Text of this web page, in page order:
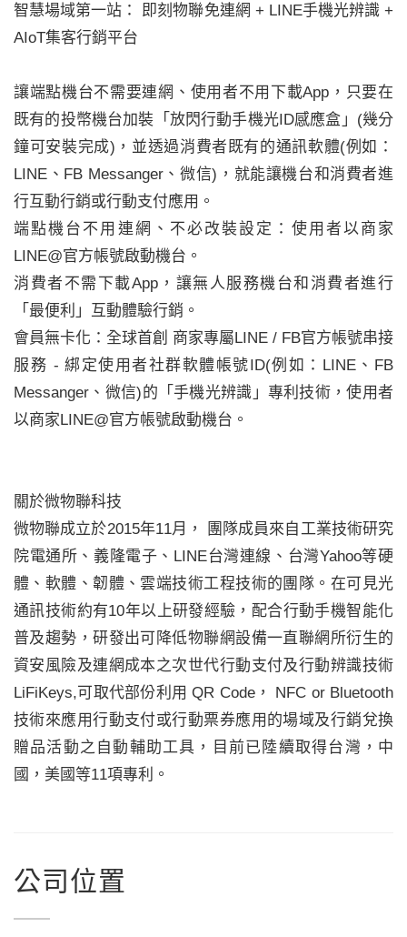
智慧場域第一站： 即刻物聯免連網 + LINE手機光辨識 +
AIoT集客行銷平台
讓端點機台不需要連網、使用者不用下載App，只要在
既有的投幣機台加裝「放閃行動手機光ID感應盒」(幾分
鐘可安裝完成)，並透過消費者既有的通訊軟體(例如：
LINE、FB Messanger、微信)，就能讓機台和消費者進
行互動行銷或行動支付應用。
端點機台不用連網、不必改裝設定：使用者以商家
LINE@官方帳號啟動機台。
消費者不需下載App，讓無人服務機台和消費者進行
「最便利」互動體驗行銷。
會員無卡化：全球首創 商家專屬LINE / FB官方帳號串接
服務 - 綁定使用者社群軟體帳號ID(例如：LINE、FB
Messanger、微信)的「手機光辨識」專利技術，使用者
以商家LINE@官方帳號啟動機台。
關於微物聯科技
微物聯成立於2015年11月， 團隊成員來自工業技術研究
院電通所、義隆電子、LINE台灣連線、台灣Yahoo等硬
體、軟體、韌體、雲端技術工程技術的團隊。在可見光
通訊技術約有10年以上研發經驗，配合行動手機智能化
普及趨勢，研發出可降低物聯網設備一直聯網所衍生的
資安風險及連網成本之次世代行動支付及行動辨識技術
LiFiKeys,可取代部份利用 QR Code， NFC or Bluetooth
技術來應用行動支付或行動票券應用的場域及行銷兌換
贈品活動之自動輔助工具，目前已陸續取得台灣，中
國，美國等11項專利。
公司位置